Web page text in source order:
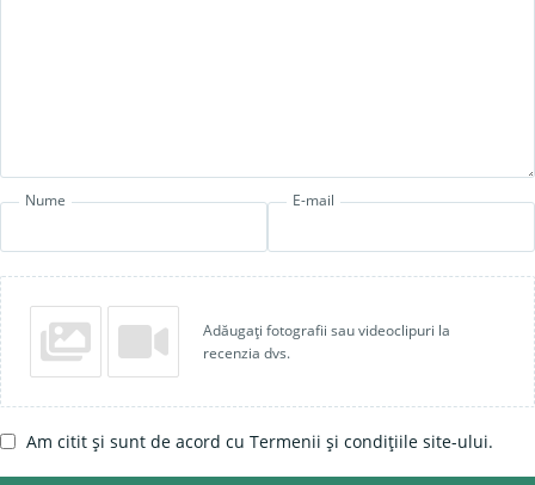
Nume E-mail
Adăugați fotografii sau videoclipuri la
recenzia dvs.
Am citit și sunt de acord cu Termenii și condițiile site-ului.